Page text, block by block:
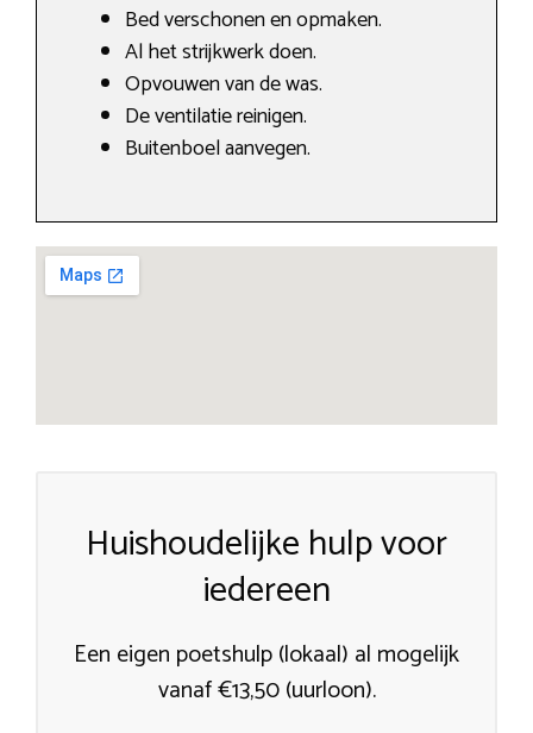
Bed verschonen en opmaken.
Al het strijkwerk doen.
Opvouwen van de was.
De ventilatie reinigen.
Buitenboel aanvegen.
Huishoudelijke hulp voor
iedereen
Een eigen poetshulp (lokaal) al mogelijk
vanaf €13,50 (uurloon).